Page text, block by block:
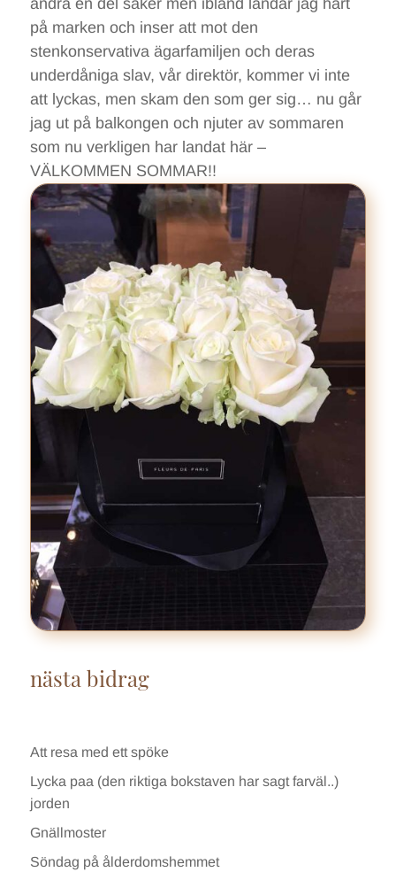
på marken och inser att mot den
stenkonservativa ägarfamiljen och deras
underdåniga slav, vår direktör, kommer vi inte
att lyckas, men skam den som ger sig… nu går
jag ut på balkongen och njuter av sommaren
som nu verkligen har landat här –
VÄLKOMMEN SOMMAR!!
nästa bidrag
Att resa med ett spöke
Lycka paa (den riktiga bokstaven har sagt farväl..)
jorden
Gnällmoster
Söndag på ålderdomshemmet